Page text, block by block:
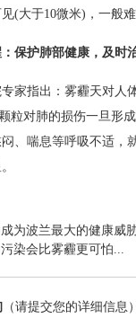
(大于10微米)，一般
护肺部健康，及时
指出：雾霾天对人体
粒对肺的损伤一旦形
、喘息等呼吸不适，
为波兰最大的健康威胁
染会比雾霾更可怕...
（请提交您的详细信息）